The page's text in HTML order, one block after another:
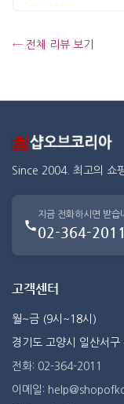
← 전체 리뷰 보기
Since 2004. 최고의 쇼
지금 전화하시면 받습
02-364-2011
고객센터
월~금 (9시~18시)
경기도 고양시 일산서
전화: 02-364-2011
이메일: